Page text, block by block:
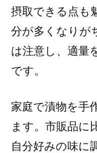
摂取できる点も
分が多くなりが
は注意し、適量
です。
家庭で漬物を手
ます。市販品に
自分好みの味に